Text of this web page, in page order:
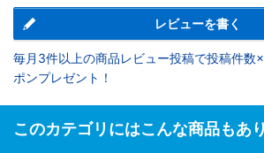
レビューを書く
毎月3件以上の商品レビュー投稿で投稿件数
ポンプレゼント！
このカテゴリにはこんな商品もあ